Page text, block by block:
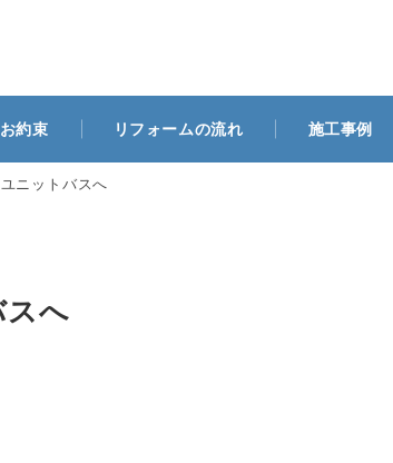
約束 リフォームの流れ 施工事例
リフ
ニットバスへ
スへ